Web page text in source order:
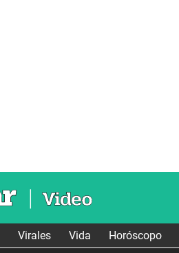
Virales Vida Horóscopo